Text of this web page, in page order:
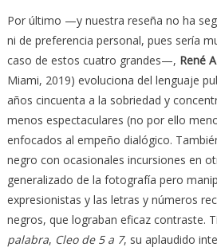
Por último —y nuestra reseña no ha
ni de preferencia personal, pues sería
caso de estos cuatro grandes—, René
Miami, 2019) evoluciona del lenguaje
años cincuenta a la sobriedad y
menos espectaculares (no por ello
enfocados al empeño dialógico.
negro con ocasionales incursiones en
generalizado de la fotografía pero
expresionistas y las letras y números
negros, que lograban eficaz contraste.
palabra, Cleo de 5 a 7, su aplaudido